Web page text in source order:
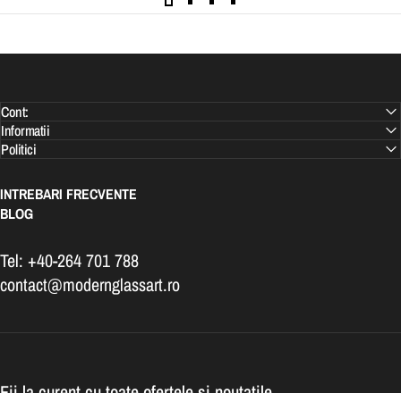
Cont:
Informatii
Politici
INTREBARI FRECVENTE
BLOG
Tel: +40-264 701 788
contact@modernglassart.ro